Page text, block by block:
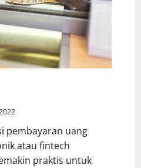
pembayaran uang
atau fintech
praktis untuk